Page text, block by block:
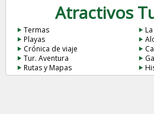
Atractivos
Termas
Playas
Crónica de viaje
Tur. Aventura
Rutas y Mapas